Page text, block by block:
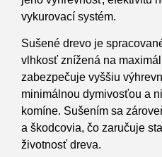
vykurovací systém.
Sušené drevo je
vlhkosť znížená na
zabezpečuje vyššiu
minimálnou dymivosťou a
komíne. Sušením sa
a škodcovia, čo zaručuje
životnosť dreva.